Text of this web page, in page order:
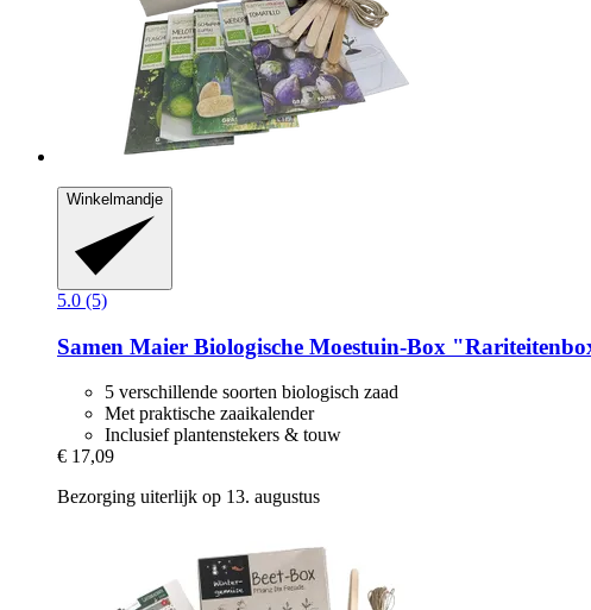
Winkelmandje
5.0 (5)
Samen Maier Biologische Moestuin-​Box
5 verschillende soorten biologisch zaad
Met praktische zaaikalender
Inclusief plantenstekers & touw
€ 17,09
Bezorging uiterlijk op 13. augustus